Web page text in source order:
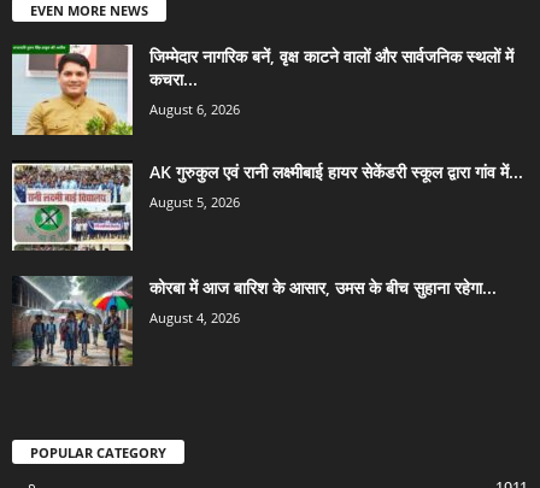
EVEN MORE NEWS
जिम्मेदार नागरिक बनें, वृक्ष काटने वालों और सार्वजनिक स्थलों में
कचरा...
August 6, 2026
AK गुरुकुल एवं रानी लक्ष्मीबाई हायर सेकेंडरी स्कूल द्वारा गांव में...
August 5, 2026
कोरबा में आज बारिश के आसार, उमस के बीच सुहाना रहेगा...
August 4, 2026
POPULAR CATEGORY